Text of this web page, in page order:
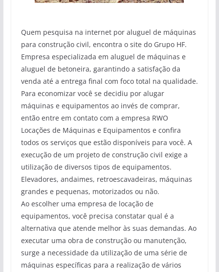
Quem pesquisa na internet por aluguel de máquinas
para construção civil, encontra o site do Grupo HF.
Empresa especializada em aluguel de máquinas e
aluguel de betoneira, garantindo a satisfação da
venda até a entrega final com foco total na qualidade.
Para economizar você se decidiu por alugar
máquinas e equipamentos ao invés de comprar,
então entre em contato com a empresa RWO
Locações de Máquinas e Equipamentos e confira
todos os serviços que estão disponíveis para você. A
execução de um projeto de construção civil exige a
utilização de diversos tipos de equipamentos.
Elevadores, andaimes, retroescavadeiras, máquinas
grandes e pequenas, motorizados ou não.
Ao escolher uma empresa de locação de
equipamentos, você precisa constatar qual é a
alternativa que atende melhor às suas demandas. Ao
executar uma obra de construção ou manutenção,
surge a necessidade da utilização de uma série de
máquinas específicas para a realização de vários